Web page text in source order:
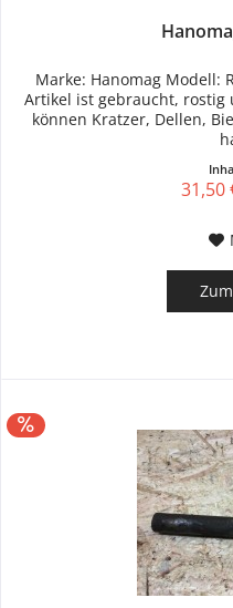
Marke: Hanomag Modell:
Artikel ist gebraucht, rostig
können Kratzer, Dellen,
31,50